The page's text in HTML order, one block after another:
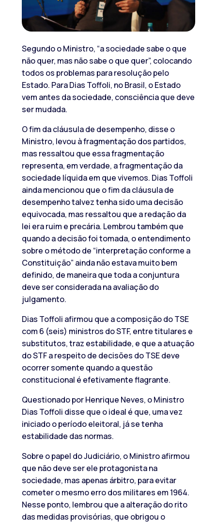
Segundo o Ministro, “a sociedade sabe o que
não quer, mas não sabe o que quer”, colocando
todos os problemas para resolução pelo
Estado. Para Dias Toffoli, no Brasil, o Estado
vem antes da sociedade, consciência que deve
ser mudada.
O fim da cláusula de desempenho, disse o
Ministro, levou à fragmentação dos partidos,
mas ressaltou que essa fragmentação
representa, em verdade, a fragmentação da
sociedade líquida em que vivemos. Dias Toffoli
ainda mencionou que o fim da cláusula de
desempenho talvez tenha sido uma decisão
equivocada, mas ressaltou que a redação da
lei era ruim e precária. Lembrou também que
quando a decisão foi tomada, o entendimento
sobre o método de “interpretação conforme a
Constituição” ainda não estava muito bem
definido, de maneira que toda a conjuntura
deve ser considerada na avaliação do
julgamento.
Dias Toffoli afirmou que a composição do TSE
com 6 (seis) ministros do STF, entre titulares e
substitutos, traz estabilidade, e que a atuação
do STF a respeito de decisões do TSE deve
ocorrer somente quando a questão
constitucional é efetivamente flagrante.
Questionado por Henrique Neves, o Ministro
Dias Toffoli disse que o ideal é que, uma vez
iniciado o período eleitoral, já se tenha
estabilidade das normas.
Sobre o papel do Judiciário, o Ministro afirmou
que não deve ser ele protagonista na
sociedade, mas apenas árbitro, para evitar
cometer o mesmo erro dos militares em 1964.
Nesse ponto, lembrou que a alteração do rito
das medidas provisórias, que obrigou o